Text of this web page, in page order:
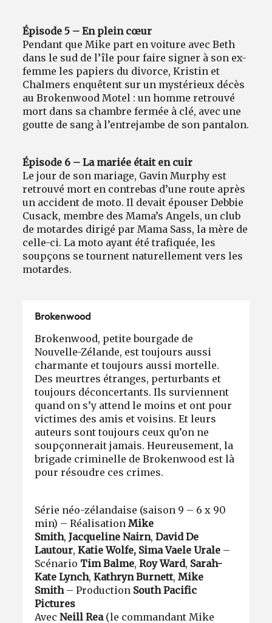
Épisode 5 – En plein cœur
Pendant que Mike part en voiture avec Beth
dans le sud de l’île pour faire signer à son ex-
femme les papiers du divorce, Kristin et
Chalmers enquêtent sur un mystérieux décès
au Brokenwood Motel : un homme retrouvé
mort dans sa chambre fermée à clé, avec une
goutte de sang à l’entrejambe de son pantalon.
Épisode 6 – La mariée était en cuir
Le jour de son mariage, Gavin Murphy est
retrouvé mort en contrebas d’une route après
un accident de moto. Il devait épouser Debbie
Cusack, membre des Mama’s Angels, un club
de motardes dirigé par Mama Sass, la mère de
celle-ci. La moto ayant été trafiquée, les
soupçons se tournent naturellement vers les
motardes.
Brokenwood
Brokenwood, petite bourgade de
Nouvelle-Zélande, est toujours aussi
charmante et toujours aussi mortelle.
Des meurtres étranges, perturbants et
toujours déconcertants. Ils surviennent
quand on s’y attend le moins et ont pour
victimes des amis et voisins. Et leurs
auteurs sont toujours ceux qu’on ne
soupçonnerait jamais. Heureusement, la
brigade criminelle de Brokenwood est là
pour résoudre ces crimes.
Série néo-zélandaise (saison 9 – 6 x 90
min) – RéalisationMike
Smith, Jacqueline Nairn, David De
Lautour, Katie Wolfe, Sima Vaele Urale –
Scénario Tim Balme, Roy Ward, Sarah-
Kate Lynch, Kathryn Burnett, Mike
Smith– Production South Pacific
Pictures
AvecNeill Rea(le commandant Mike